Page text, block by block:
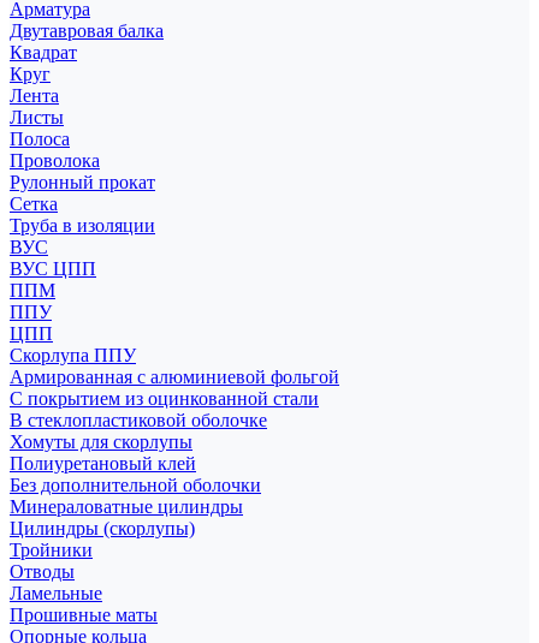
Арматура
Двутавровая балка
Квадрат
Круг
Лента
Листы
Полоса
Проволока
Рулонный прокат
Сетка
Труба в изоляции
ВУС
ВУС ЦПП
ППМ
ППУ
ЦПП
Скорлупа ППУ
Армированная с алюминиевой фольгой
С покрытием из оцинкованной стали
В стеклопластиковой оболочке
Хомуты для скорлупы
Полиуретановый клей
Без дополнительной оболочки
Минераловатные цилиндры
Цилиндры (скорлупы)
Тройники
Отводы
Ламельные
Прошивные маты
Опорные кольца